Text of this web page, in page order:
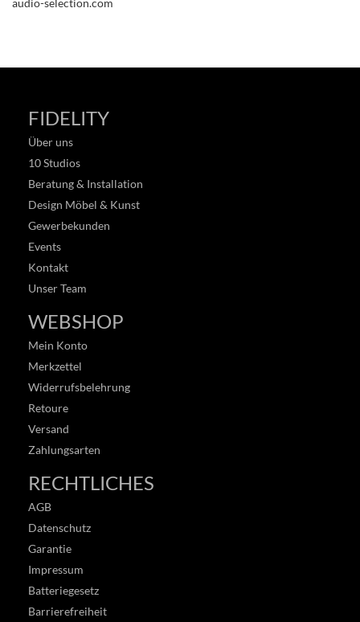
audio-selection.com
FIDELITY
Über uns
10 Studios
Beratung & Installation
Design Möbel & Kunst
Gewerbekunden
Events
Kontakt
Unser Team
WEBSHOP
Mein Konto
Merkzettel
Widerrufsbelehrung
Retoure
Versand
Zahlungsarten
RECHTLICHES
AGB
Datenschutz
Garantie
Impressum
Batteriegesetz
Barrierefreiheit